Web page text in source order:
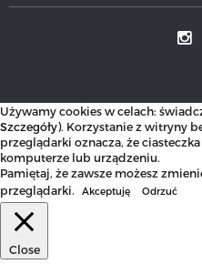
Używamy cookies w celach:
Szczegóły). Korzystanie z witryny
przeglądarki oznacza, że
komputerze lub urządzeniu.
Pamiętaj, że zawsze możesz
przeglądarki.
Akceptuję Odrzuć
Close